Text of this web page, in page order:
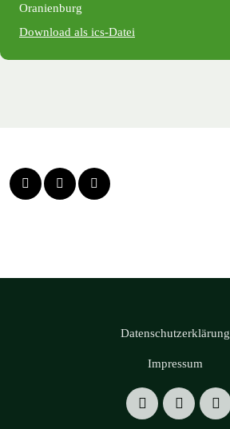
Oranienburg
Download als ics-Datei
Datenschutzerklärung
Impressum